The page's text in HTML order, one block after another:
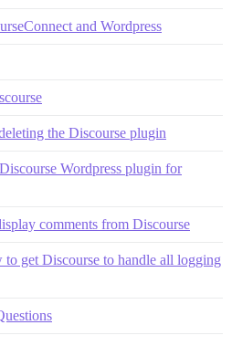
and Wordpress
the Discourse plugin
Wordpress plugin for
comments from Discourse
get Discourse to handle all logging